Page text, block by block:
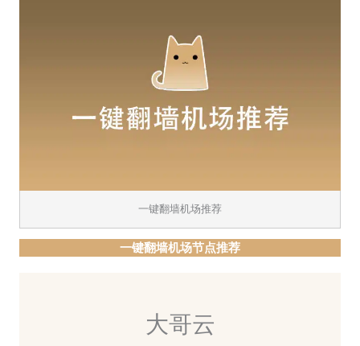
一键翻墙机场推荐
一键翻墙机场节点推荐
大哥云